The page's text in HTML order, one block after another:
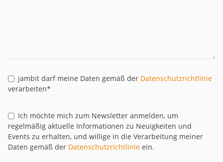
jambit darf meine Daten gemäß der Datenschutzrichtlinie
verarbeiten*
Ich möchte mich zum Newsletter anmelden, um
regelmäßig aktuelle Informationen zu Neuigkeiten und
Events zu erhalten, und willige in die Verarbeitung meiner
Daten gemäß der Datenschutzrichtlinie ein.